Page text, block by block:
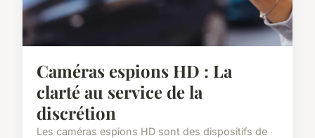
Caméras espions HD : La
clarté au service de la
discrétion
Les caméras espions HD sont des dispositifs de